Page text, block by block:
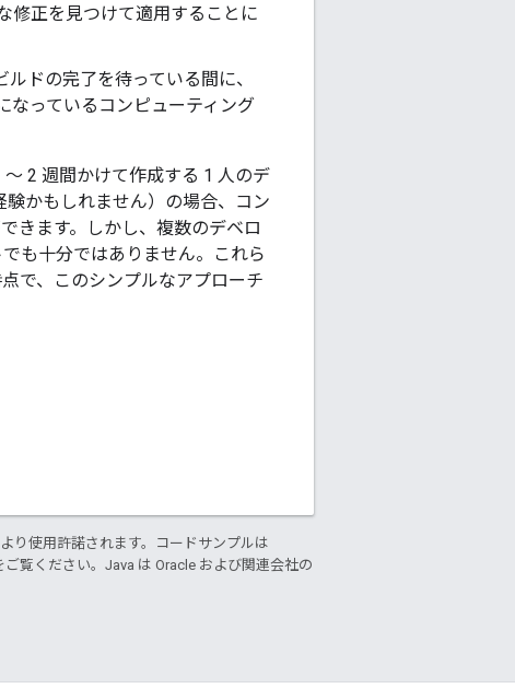
修正を見つけて適用することに
ドの完了を待っている間に、
なっているコンピューティング
2 週間かけて作成する 1 人のデ
かもしれません）の場合、コン
きます。しかし、複数のデベロ
も十分ではありません。これら
で、このシンプルなアプローチ
り使用許諾されます。コードサンプルは
ご覧ください。Java は Oracle および関連会社の